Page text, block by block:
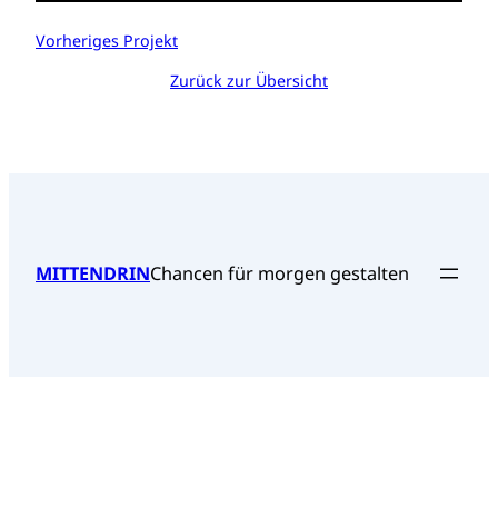
Vorheriges Projekt
Zurück zur Übersicht
MITTENDRINChancen für morgen gestalten